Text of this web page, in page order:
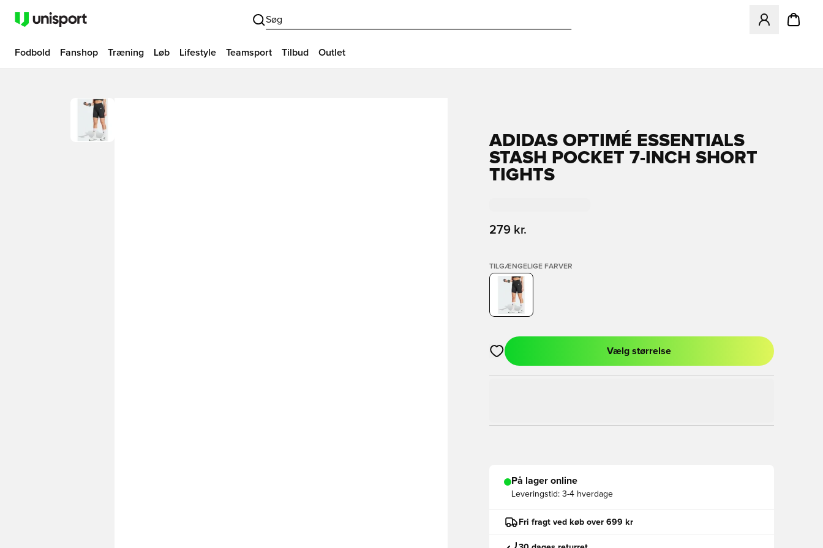
Søg
Åbner en
Fodbold Fanshop Træning Løb Lifestyle Teamsport Tilbud Outlet
ADIDAS OPTIMÉ ESSENTIALS
STASH POCKET 7-INCH SHORT
TIGHTS
279 kr.
TILGÆNGELIGE FARVER
Åbner en Modal til at logge ind eller tilmelde dig som medlem
Vælg størrelse
På lager online
Leveringstid: 3-4 hverdage
Fri fragt ved køb over 699 kr